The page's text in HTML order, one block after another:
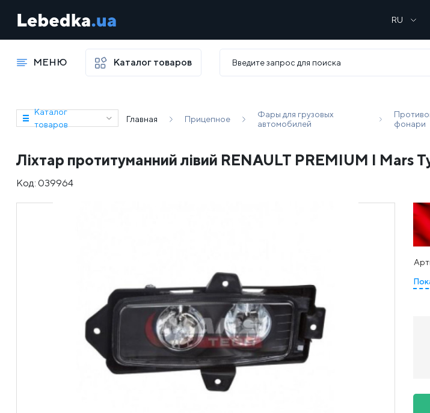
RU
МЕНЮ Каталог товаров
Каталог
товаров
Главная Прицепное
Фары для грузовых
автомобилей
фонари
Ліхтар протитуманний лівий RENAULT PREMIUM I Mars
Код: 039964